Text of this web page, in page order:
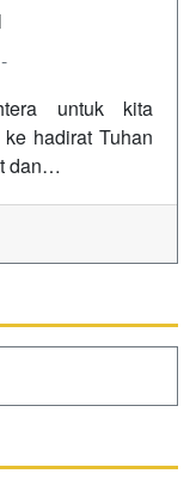
untuk kita
hadirat Tuhan
dan…